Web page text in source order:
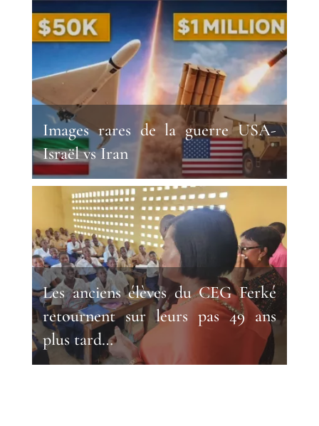
Images rares de la guerre USA-
Israël vs Iran
Les anciens élèves du CEG Ferké
retournent sur leurs pas 49 ans
plus tard…